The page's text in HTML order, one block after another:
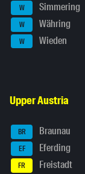
W Simmering
W Währing
W Wieden
Upper Austria
BR Braunau
EF Eferding
FR Freistadt